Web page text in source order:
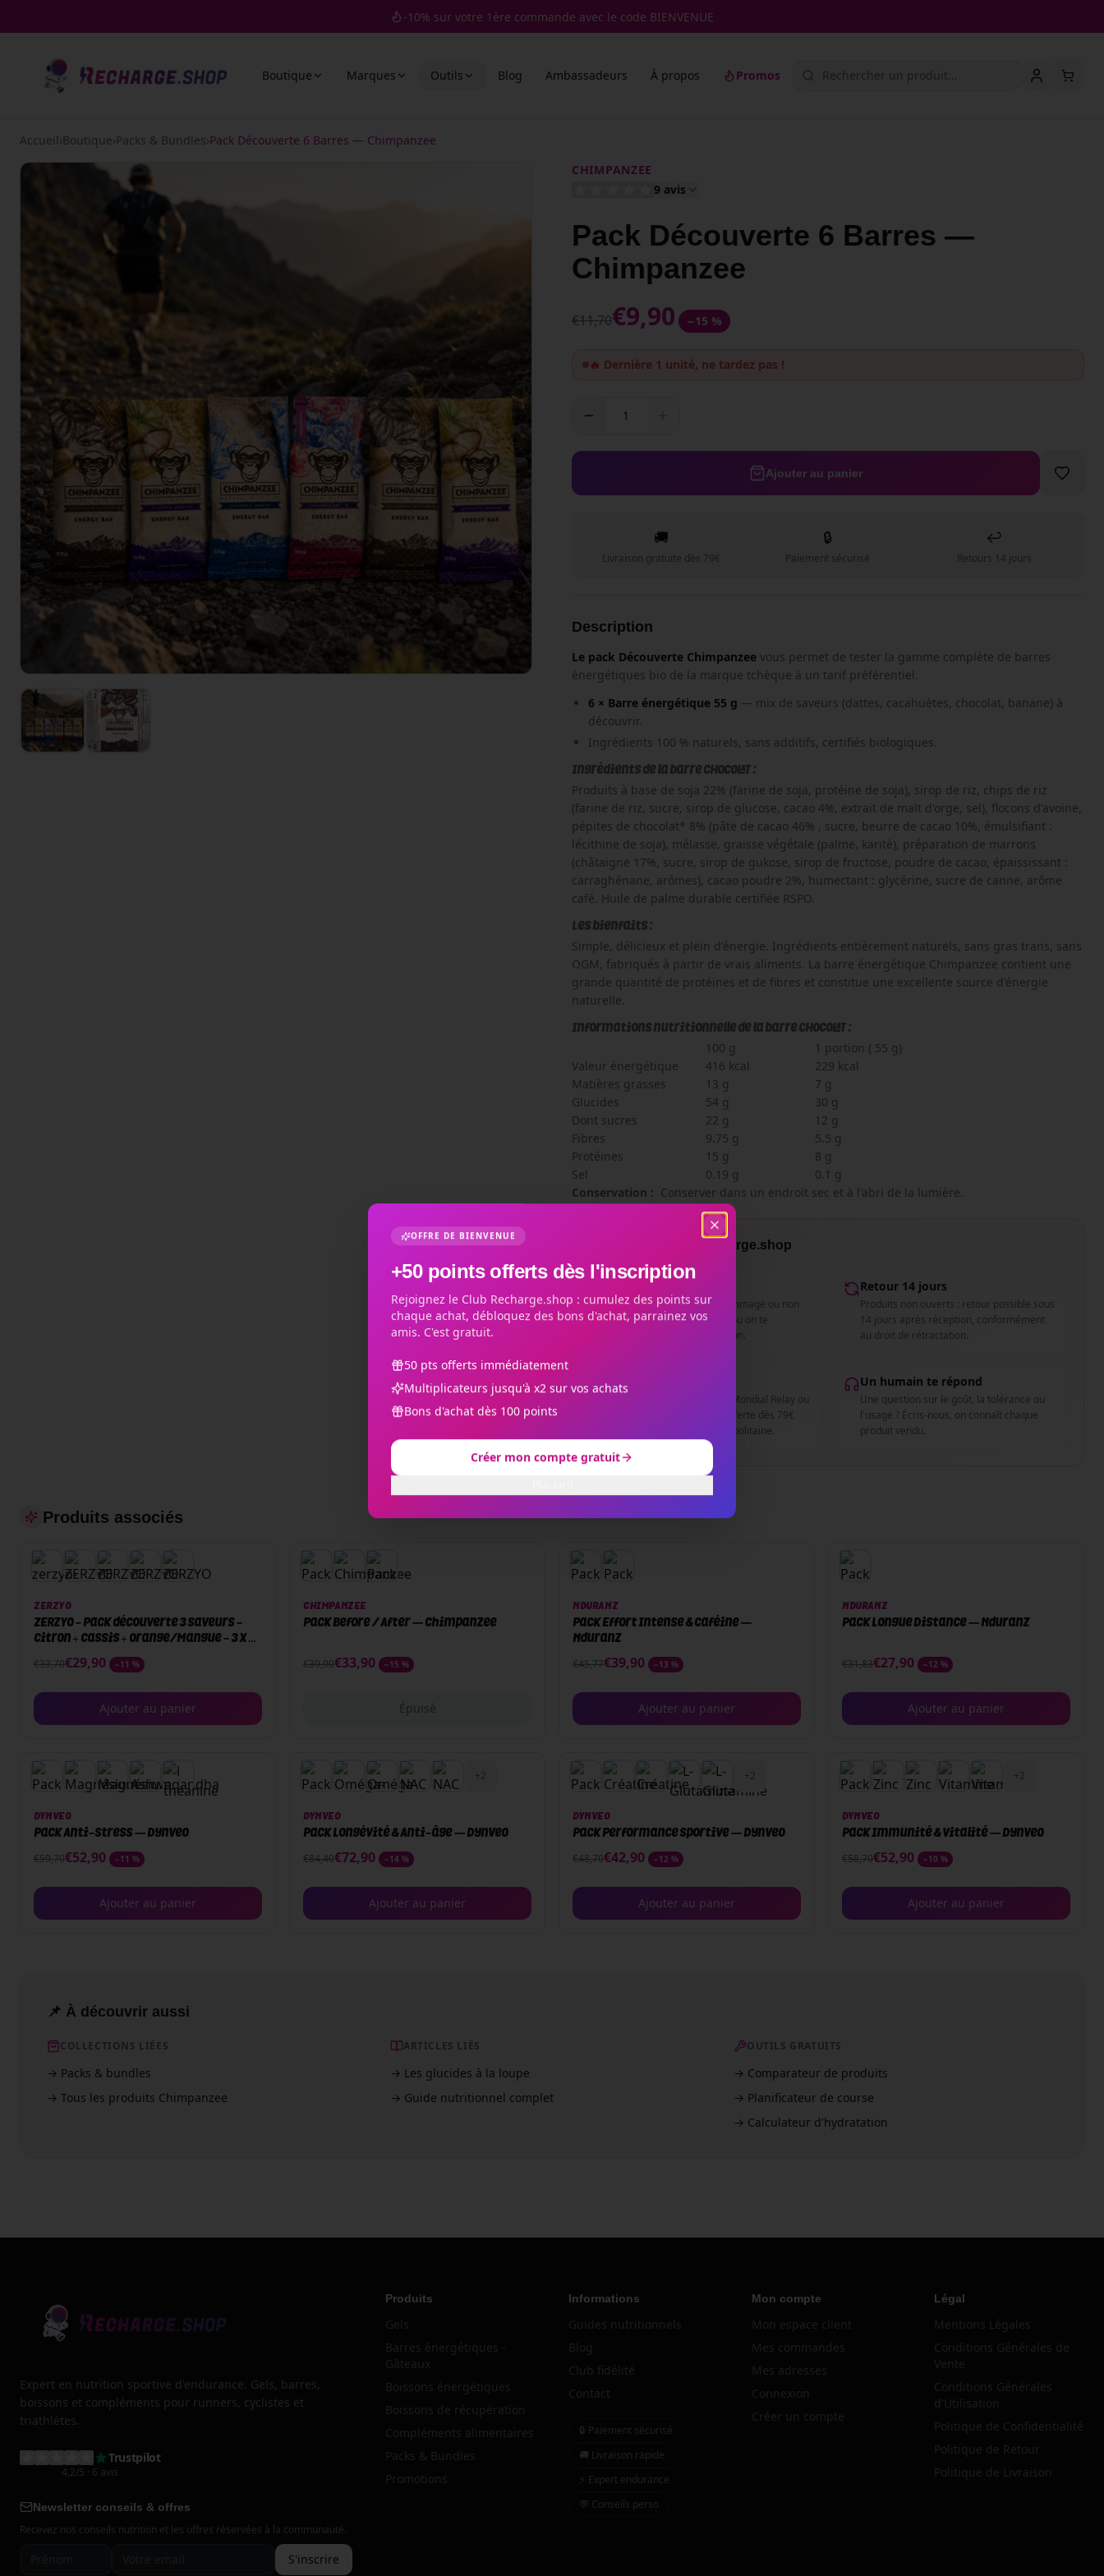
-10% sur votre 1ère commande avec le code BIENVENUE
Boutique Marques Outils Blog Ambassadeurs À propos Promos
Accueil›Boutique›Packs & Bundles›Pack Découverte 6 Barres — Chimpanzee
CHIMPANZEE
9 avis
Pack Découverte 6 Barres —
Chimpanzee
€11,70€9,90 −15 %
🔥 Dernière 1 unité, ne tardez pas !
1
Ajouter au panier
🚚
Livraison gratuite dès 79€
🔒
Paiement sécurisé
↩️
Retours 14 jours
Description
Le pack Découverte Chimpanzee vous permet de tester la gamme complète de barres
énergétiques bio de la marque tchèque à un tarif préférentiel.
6 × Barre énergétique 55 g — mix de saveurs (dattes, cacahuètes, chocolat, banane) à
découvrir.
Ingrédients 100 % naturels, sans additifs, certifiés biologiques.
Ingrédients de la barre CHOCOLAT :
Produits à base de soja 22% (farine de soja, protéine de soja), sirop de riz, chips de riz
(farine de riz, sucre, sirop de glucose, cacao 4%, extrait de malt d'orge, sel), flocons d'avoine,
pépites de chocolat* 8% (pâte de cacao 46% , sucre, beurre de cacao 10%, émulsifiant :
lécithine de soja), mélasse, graisse végétale (palme, karité), préparation de marrons
(châtaigne 17%, sucre, sirop de gukose, sirop de fructose, poudre de cacao, épaississant :
carraghénane, arômes), cacao poudre 2%, humectant : glycérine, sucre de canne, arôme
café. Huile de palme durable certifiée RSPO.
Les bienfaits :
Simple, délicieux et plein d'énergie. Ingrédients entièrement naturels, sans gras trans, sans
OGM, fabriqués à partir de vrais aliments. La barre énergétique Chimpanzee contient une
grande quantité de protéines et de fibres et constitue une excellente source d'énergie
naturelle.
Informations nutritionnelle de la barre CHOCOLAT :
100 g
1 portion ( 55 g)
Valeur énergétique
416 kcal
229 kcal
Matières grasses
13 g
7 g
Glucides
54 g
30 g
Dont sucres
22 g
12 g
Fibres
9.75 g
5.5 g
Protéines
15 g
8 g
Sel
0.19 g
0.1 g
Conservation : Conserver dans un endroit sec et à l'abri de la lumière.
Nos garanties Recharge.shop
Satisfait ou échangé
Produit défectueux, endommagé ou non
conforme ? On l'échange ou on te
rembourse, sans discussion.
Retour 14 jours
Produits non ouverts : retour possible sous
14 jours après réception, conformément
au droit de rétractation.
Livraison suivie
Colis suivi en point relais Mondial Relay ou
en livraison à domicile. Offerte dès 79€
d'achats en France métropolitaine.
Un humain te répond
Une question sur le goût, la tolérance ou
l'usage ? Écris-nous, on connaît chaque
produit vendu.
Produits associés
ZERZYO
ZERZYO - Pack découverte 3 saveurs -
Citron + Cassis + Orange/Mangue - 3 x 30
€33,70€29,90 −11 %
Ajouter au panier
PACK
Épuisé
CHIMPANZEE
Pack Before / After — Chimpanzee
€39,90€33,90 −15 %
Épuisé
PACK
NDURANZ
Pack Effort Intense & Caféine —
Nduranz
€45,77€39,90 −13 %
Ajouter au panier
PACK
NDURANZ
Pack Longue Distance — Nduranz
€31,83€27,90 −12 %
Ajouter au panier
PACK
DYNVEO
Pack Anti-stress — Dynveo
€59,70€52,90 −11 %
Ajouter au panier
PACK +2
DYNVEO
Pack Longévité & Anti-âge — Dynveo
€84,40€72,90 −14 %
Ajouter au panier
PACK +2
DYNVEO
Pack Performance Sportive — Dynveo
€48,70€42,90 −12 %
Ajouter au panier
PACK +2
DYNVEO
Pack Immunité & Vitalité — Dynveo
€58,70€52,90 −10 %
Ajouter au panier
📌 À découvrir aussi
COLLECTIONS LIÉES
→ Packs & bundles
→ Tous les produits Chimpanzee
ARTICLES LIÉS
→ Les glucides à la loupe
→ Guide nutritionnel complet
OUTILS GRATUITS
→ Comparateur de produits
→ Planificateur de course
→ Calculateur d'hydratation
Expert en nutrition sportive d'endurance. Gels, barres,
boissons et compléments pour runners, cyclistes et
triathlètes.
Trustpilot
4,2/5 · 6 avis
Newsletter conseils & offres
Recevez nos conseils nutrition et les offres réservées à la communauté.
S'inscrire
Produits
Gels
Barres énergétiques -
Gâteaux
Boissons énergétiques
Boissons de récupération
Compléments alimentaires
Packs & Bundles
Promotions
Informations
Guides nutritionnels
Blog
Club fidélité
Contact
🔒 Paiement sécurisé
🚚 Livraison rapide
⚡ Expert endurance
💬 Conseils perso
Mon compte
Mon espace client
Mes commandes
Mes adresses
Connexion
Créer un compte
Légal
Mentions Légales
Conditions Générales de
Vente
Conditions Générales
d'Utilisation
Politique de Confidentialité
Politique de Retour
Politique de Livraison
OFFRE DE BIENVENUE
+50 points offerts dès l'inscription
Rejoignez le Club Recharge.shop : cumulez des points sur
chaque achat, débloquez des bons d'achat, parrainez vos
amis. C'est gratuit.
50 pts offerts immédiatement
Multiplicateurs jusqu'à x2 sur vos achats
Bons d'achat dès 100 points
Créer mon compte gratuit